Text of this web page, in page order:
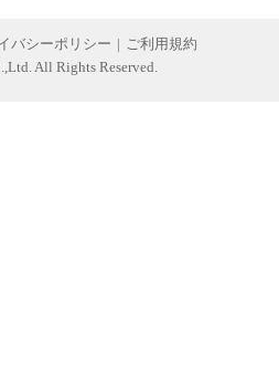
バシーポリシー | ご利用規約
All Rights Reserved.